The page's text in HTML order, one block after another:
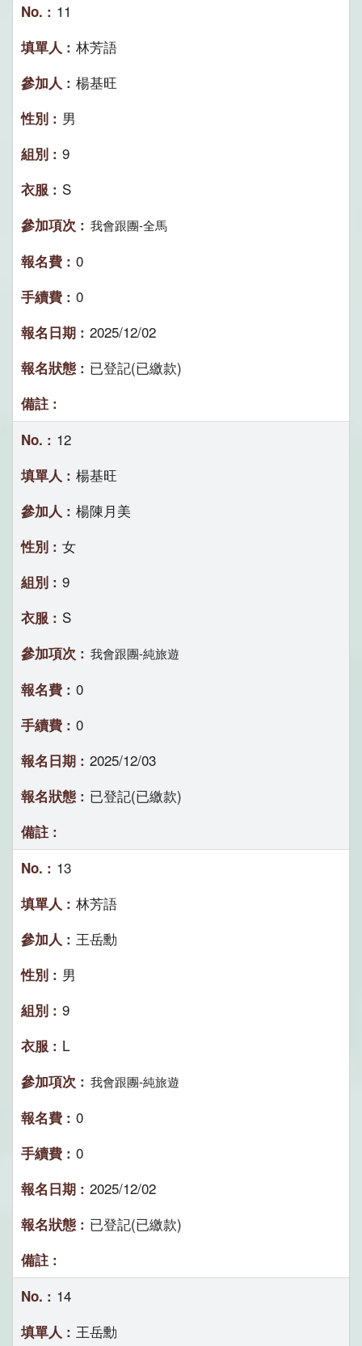
11
林芳語
楊基旺
男
9
S
我會跟團-全馬
0
0
2025/12/02
已登記(已繳款)
12
楊基旺
楊陳月美
女
9
S
我會跟團-純旅遊
0
0
2025/12/03
已登記(已繳款)
13
林芳語
王岳勳
男
9
L
我會跟團-純旅遊
0
0
2025/12/02
已登記(已繳款)
14
王岳勳